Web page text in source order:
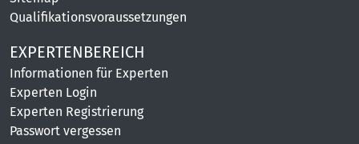
Qualifikationsvoraussetzungen
EXPERTENBEREICH
Informationen für Experten
Experten Login
Experten Registrierung
Passwort vergessen